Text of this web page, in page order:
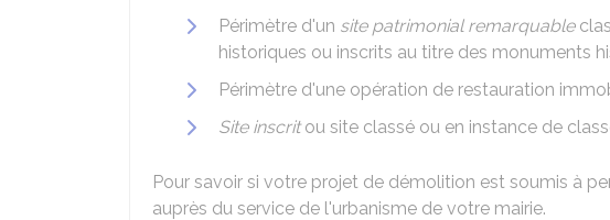
Périmètre d'un site patrimonial remarquable
historiques ou inscrits au titre des monuments
Périmètre d'une opération de restauration
Site inscritou site classé ou en instance de
Pour savoir si votre projet de démolition est soumis à
auprès du service de l'urbanisme de votre mairie.